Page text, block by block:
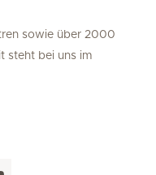
sowie über 2000
steht bei uns im